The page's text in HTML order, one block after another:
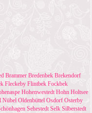
Brammer Bredenbek Brekendorf
Fleckeby Flintbek Fockbek
Hohenwestedt Hohn Holtsee
Nübel Oldenbüttel Osdorf Osterby
Sehestedt Selk Silberstedt